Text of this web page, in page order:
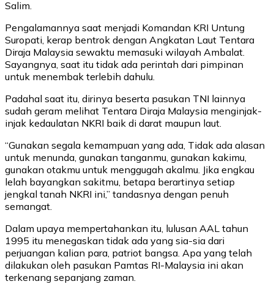
Salim.
Pengalamannya saat menjadi Komandan KRI Untung
Suropati, kerap bentrok dengan Angkatan Laut Tentara
Diraja Malaysia sewaktu memasuki wilayah Ambalat.
Sayangnya, saat itu tidak ada perintah dari pimpinan
untuk menembak terlebih dahulu.
Padahal saat itu, dirinya beserta pasukan TNI lainnya
sudah geram melihat Tentara Diraja Malaysia menginjak-
injak kedaulatan NKRI baik di darat maupun laut.
“Gunakan segala kemampuan yang ada, Tidak ada alasan
untuk menunda, gunakan tanganmu, gunakan kakimu,
gunakan otakmu untuk menggugah akalmu. Jika engkau
lelah bayangkan sakitmu, betapa berartinya setiap
jengkal tanah NKRI ini,” tandasnya dengan penuh
semangat.
Dalam upaya mempertahankan itu, lulusan AAL tahun
1995 itu menegaskan tidak ada yang sia-sia dari
perjuangan kalian para, patriot bangsa. Apa yang telah
dilakukan oleh pasukan Pamtas RI-Malaysia ini akan
terkenang sepanjang zaman.